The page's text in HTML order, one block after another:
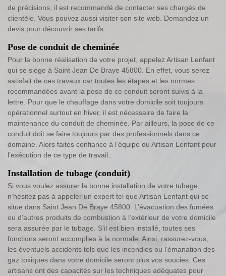
de précisions, il est recommandé de contacter ses chargés de
clientèle. Vous pouvez aussi visiter son site web. Demandez un
devis pour découvrir ses tarifs.
Pose de conduit de cheminée
Pour la bonne réalisation de votre projet, appelez Artisan Lenfant
qui se siège à Saint Jean De Braye 45800. En effet, vous serez
satisfait de ces travaux car toutes les étapes et les normes
recommandées avant la pose de ce conduit seront suivis à la
lettre. Pour que le chauffage dans votre domicile soit toujours
opérationnel surtout en hiver, il est nécessaire de faire la
maintenance du conduit de cheminée. Par ailleurs, la pose de ce
conduit doit se faire toujours par des professionnels dans ce
domaine. Alors faites confiance à l’équipe du Artisan Lenfant pour
l’exécution de ce type de travail.
Installation de tubage (conduit)
Si vous voulez assurer la bonne installation de votre tubage,
n’hésitez pas à appeler un expert tel que Artisan Lenfant qui se
situe dans Saint Jean De Braye 45800. L’évacuation des fumées
ou d’autres produits de combustion à l’extérieur de votre domicile
sera assurée par le tubage. S’il est bien installé, toutes ses
fonctions seront accomplies à la normale. Ainsi, rassurez-vous,
les éventuels accidents tels que les incendies ou l’émanation des
gaz toxiques dans votre domicile seront plus vos soucies. Ces
artisans ont des capacités sur les techniques adéquates pour